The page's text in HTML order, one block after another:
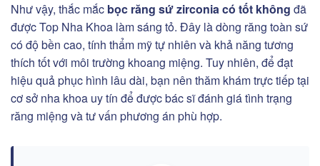
Như vậy, thắc mắc bọc răng sứ zirconia có tốt không đã
được Top Nha Khoa làm sáng tỏ. Đây là dòng răng toàn sứ
có độ bền cao, tính thẩm mỹ tự nhiên và khả năng tương
thích tốt với môi trường khoang miệng. Tuy nhiên, để đạt
hiệu quả phục hình lâu dài, bạn nên thăm khám trực tiếp tại
cơ sở nha khoa uy tín để được bác sĩ đánh giá tình trạng
răng miệng và tư vấn phương án phù hợp.